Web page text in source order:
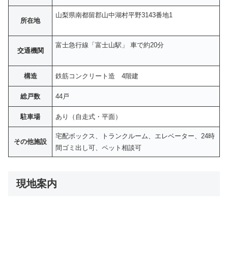
所在地
山梨県南都留郡山中湖村平野3143番地1
交通機関
富士急行線「富士山駅」 車で約20分
構造 鉄筋コンクリート造 4階建
総戸数 44戸
駐車場 あり（自走式・平面）
その他施設
宅配ボックス、トランクルーム、エレベーター、24時
間ゴミ出し可、ペット相談可
現地案内